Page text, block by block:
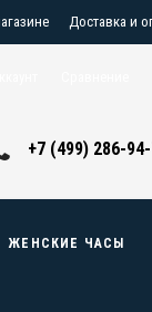
Доставка и
+7 (499) 286-
ЖЕНСКИЕ ЧАСЫ